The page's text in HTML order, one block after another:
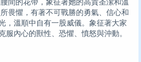
間的花帶，象征著她的高貴圣潔和溫
畏懼，有著不可戰勝的勇氣、信心和
，溫順中自有一股威儀。象征著大家
服內心的獸性、恐懼、憤怒與沖動。